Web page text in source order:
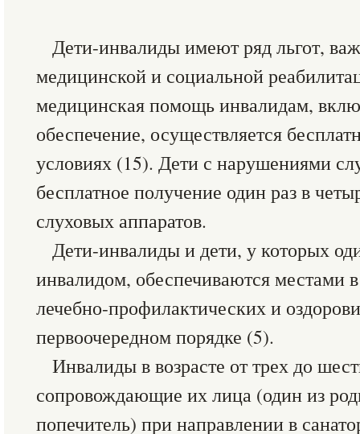
Дети-инвалиды имеют ряд льгот,
медицинской и социальной
медицинская помощь инвалидам,
обеспечение, осуществляется
условиях (15). Дети с нарушениями
бесплатное получение один раз в
слуховых аппаратов.
Дети-инвалиды и дети, у которых
инвалидом, обеспечиваются местами
лечебно-профилактических и
первоочередном порядке (5).
Инвалиды в возрасте от трех до
сопровождающие их лица (один из
попечитель) при направлении в